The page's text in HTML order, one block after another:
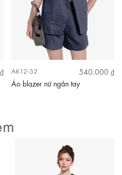
AK12-32
540.000 ₫
Áo blazer nữ ngắn tay